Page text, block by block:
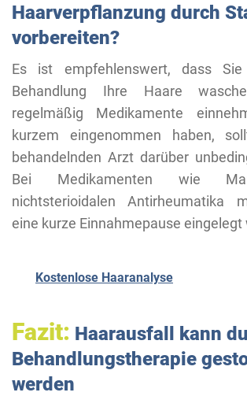
Haarverpflanzung durch
vorbereiten?
Es ist empfehlenswert, dass
Behandlung Ihre Haare
regelmäßig Medikamente
kurzem eingenommen haben,
behandelnden Arzt darüber
Bei Medikamenten wie
nichtsterioidalen Antirheumatika
eine kurze Einnahmepause eingelegt
Kostenlose Haaranalyse
Fazit: Haarausfall kann
Behandlungstherapie
werden